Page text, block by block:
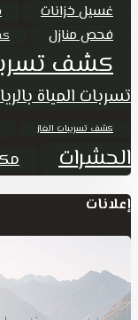
غسيل خزانات
فحص منازل
كشف
تسربات المياة
كشف تسريبات الغاز
الحشرات
إعلانات